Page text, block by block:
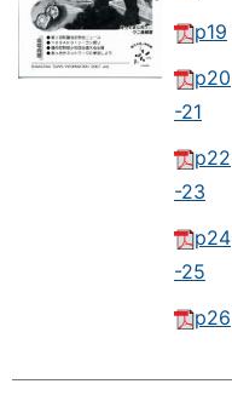
p19
p20
-21
p22
-23
p24
-25
p26